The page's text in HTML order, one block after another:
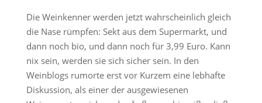
Die Weinkenner werden jetzt wahrscheinlich gleich
die Nase rümpfen: Sekt aus dem Supermarkt, und
dann noch bio, und dann noch für 3,99 Euro. Kann
nix sein, werden sie sich sicher sein. In den
Weinblogs rumorte erst vor Kurzem eine lebhafte
Diskussion, als einer der ausgewiesenen